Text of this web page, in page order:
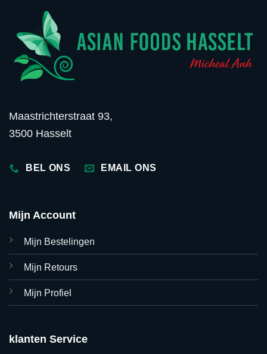
Maastrichterstraat 93,
3500 Hasselt
BEL ONS EMAIL ONS
Mijn Account
Mijn Bestelingen
Mijn Retours
Mijn Profiel
klanten Service